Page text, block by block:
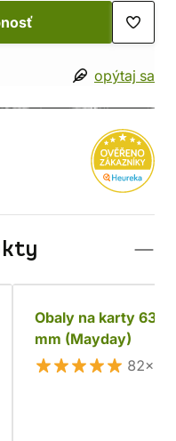
opýtaj sa
Obaly na karty 63,5
mm (Mayday)
82×